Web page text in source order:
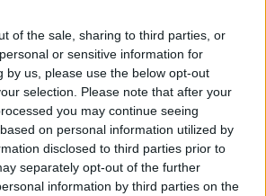
of the sale, sharing to third parties, or
or sensitive information for
by us, please use the below opt-out
selection. Please note that after your
you may continue seeing
on personal information utilized by
disclosed to third parties prior to
separately opt-out of the further
information by third parties on the
modernizuje parkovací automaty.
i tři nové poblíž Svaté Hory
kraj upravil pravidla soutěže.
nově získají body i za předcházení
odpadu